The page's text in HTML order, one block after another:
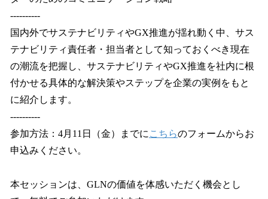
----------
国内外でサステナビリティやGX推進が揺れ動く中、サス
テナビリティ責任者・担当者として知っておくべき現在
の潮流を把握し、サステナビリティやGX推進を社内に根
付かせる具体的な解決策やステップを企業の実例をもと
に紹介します。
----------
参加方法：4月11日（金）までに こちらのフォームからお
申込みください。
本セッションは、GLNの価値を体感いただく機会とし